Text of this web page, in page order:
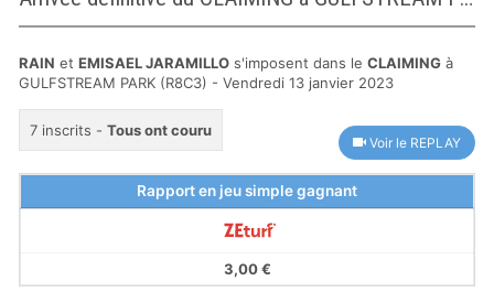
RAIN et EMISAEL JARAMILLO s'imposent dans le CLAIMING à
GULFSTREAM PARK (R8C3) - Vendredi 13 janvier 2023
7 inscrits - Tous ont couru
Voir le REPLAY
Rapport en jeu simple gagnant
3,00 €